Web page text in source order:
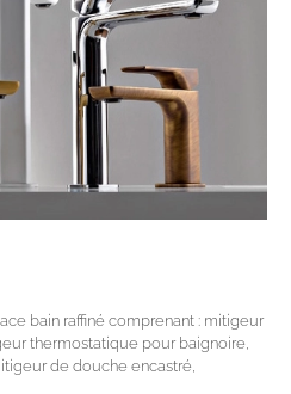
bain raffiné comprenant : mitigeur
thermostatique pour baignoire,
de douche encastré,